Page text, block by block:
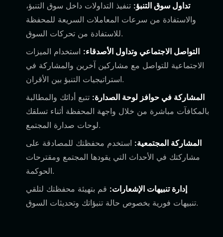
تداول سوق التنبؤ: تنفيذ التداولات داخل سوق التنبؤ،
والاستفادة من سرعات المعاملات السريعة للمحفظة
للاستفادة من تحركات السوق.
التواصل الاجتماعي وتداول الأصدقاء: استخدام الميزات
الاجتماعية للتواصل مع مشاركين آخرين والمشاركة في
استراتيجيات التنبؤ بين الأقران.
المشاركة في حوافز لوحة الصدارة: تتبع أدائك والمطالبة
بالمكافآت مباشرة من خلال واجهة المحفظة أثناء تسلقك
لوحات صدارة المجتمع.
المشاركة المجتمعية: استخدم محفظتك للمصادقة على
مشاركتك في الأحداث التي يقودها المجتمع ومقترحات
الحوكمة.
إدارة تنبيهات الإشعارات: قم بتهيئة محفظتك لتلقي
تنبيهات فورية بخصوص حالة تنبؤاتك وتحديثات السوق.